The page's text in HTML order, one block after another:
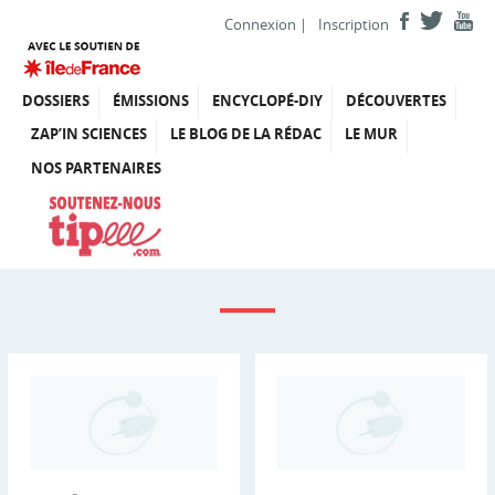
Connexion | Inscription
DOSSIERS ÉMISSIONS ENCYCLOPÉ-DIY
DÉCOUVERTES
ZAP’IN SCIENCES
LE BLOG DE LA RÉDAC
LE MUR
NOS PARTENAIRES